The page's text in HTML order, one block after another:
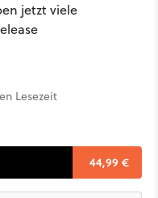
jetzt viele
Lesezeit
44,99 €